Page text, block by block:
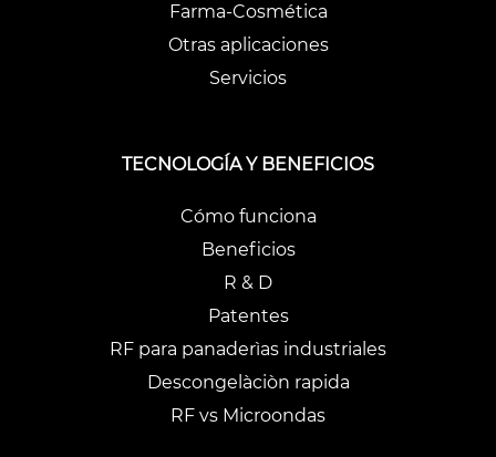
Farma-Cosmética
Otras aplicaciones
Servicios
TECNOLOGÍA Y BENEFICIOS
Cómo funciona
Beneficios
R & D
Patentes
RF para panaderìas industriales
Descongelàciòn rapida
RF vs Microondas